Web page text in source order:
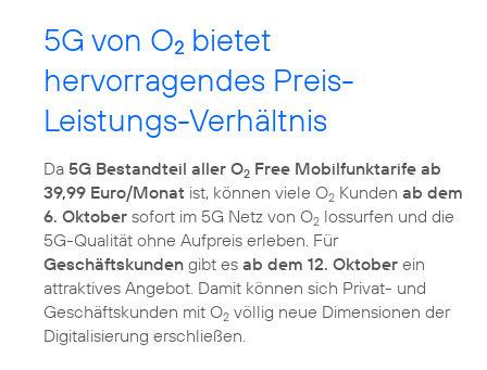
5G von O2 bietet
hervorragendes Preis-
Leistungs-Verhältnis
Da 5G Bestandteil aller O2 Free Mobilfunktarife ab
39,99 Euro/Monat ist, können viele O2 Kunden ab dem
6. Oktober sofort im 5G Netz von O2 lossurfen und die
5G-Qualität ohne Aufpreis erleben. Für
Geschäftskunden gibt es ab dem 12. Oktober ein
attraktives Angebot. Damit können sich Privat- und
Geschäftskunden mit O2 völlig neue Dimensionen der
Digitalisierung erschließen.